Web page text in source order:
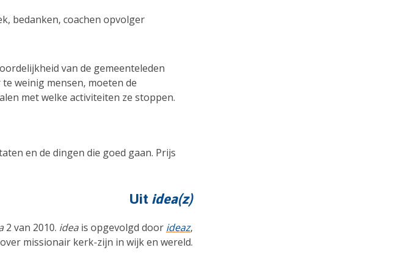
bedanken, coachen opvolger
van de gemeenteleden
weinig mensen, moeten de
met welke activiteiten ze stoppen.
en de dingen die goed gaan. Prijs
Uit idea(z)
2 van 2010. idea is opgevolgd door ideaz,
missionair kerk-zijn in wijk en wereld.